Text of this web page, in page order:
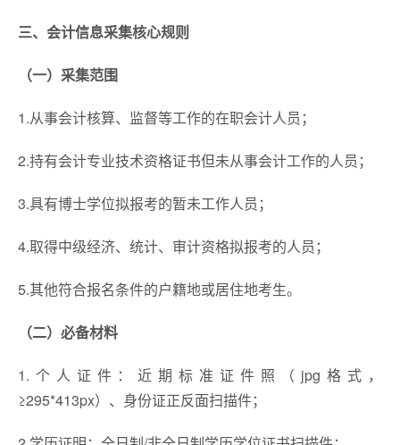
三、会计信息采集核心规则
（一）采集范围
1.从事会计核算、监督等工作的在职会计人员；
2.持有会计专业技术资格证书但未从事会计工作的人员；
3.具有博士学位拟报考的暂未工作人员；
4.取得中级经济、统计、审计资格拟报考的人员；
5.其他符合报名条件的户籍地或居住地考生。
（二）必备材料
1.个人证件：近期标准证件照（jpg格式，
≥295*413px）、身份证正反面扫描件；